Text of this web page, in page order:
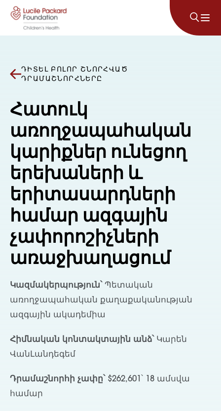
Անցնել բովանդակությանը
ԴԻՏԵԼ ԲՈԼՈՐ ՇՆՈՐՀՎԱԾ
ԴՐԱՄԱՇՆՈՐՀՆԵՐԸ
Հատուկ
առողջապահական
կարիքներ ունեցող
երեխաների և
երիտասարդների
համար ազգային
չափորոշիչների
առաջխաղացում
Կազմակերպություն՝ Պետական
առողջապահական քաղաքականության
ազգային ակադեմիա
Հիմնական կոնտակտային անձ՝ Կարեն
ՎանԼանդեգեմ
Դրամաշնորհի չափը՝
$262,601՝ 18 ամսվա
համար